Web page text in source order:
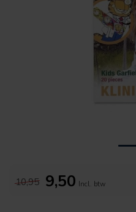
10,95 9,50 Incl. btw